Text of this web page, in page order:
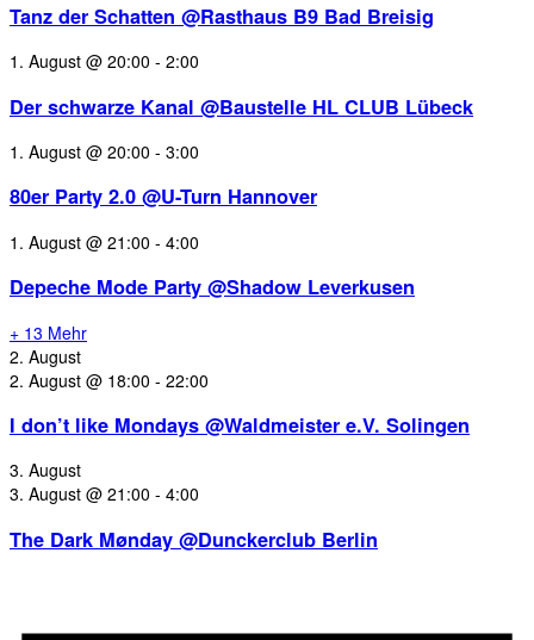
Tanz der Schatten @Rasthaus B9 Bad Breisig
1. August @ 20:00 - 2:00
Der schwarze Kanal @Baustelle HL CLUB Lübeck
1. August @ 20:00 - 3:00
80er Party 2.0 @U-Turn Hannover
1. August @ 21:00 - 4:00
Depeche Mode Party @Shadow Leverkusen
+ 13 Mehr
2. August
2. August @ 18:00 - 22:00
I don’t like Mondays @Waldmeister e.V. Solingen
3. August
3. August @ 21:00 - 4:00
The Dark Mønday @Dunckerclub Berlin